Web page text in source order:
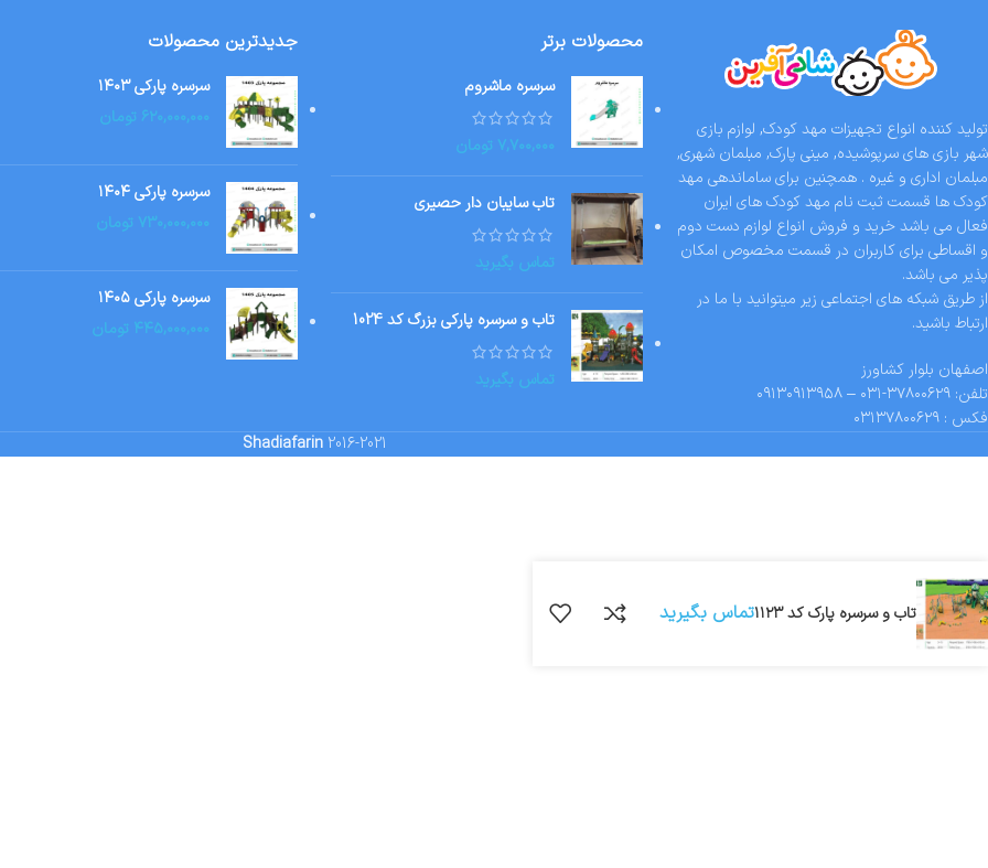
تولید کننده انواع تجهیزات مهد کودک, لوازم بازی
شهر بازی های سرپوشیده, مینی پارک, مبلمان شهری,
مبلمان اداری و غیره . همچنین برای ساماندهی مهد
کودک ها قسمت ثبت نام مهد کودک های ایران
فعال می باشد خرید و فروش انواع لوازم دست دوم
و اقساطی برای کاربران در قسمت مخصوص امکان
پذیر می باشد.
از طریق شبکه های اجتماعی زیر میتوانید با ما در
ارتباط باشید.
اصفهان بلوار کشاورز
تلفن: ۳۷۸۰۰۶۲۹-۰۳۱ – ۰۹۱۳۰۹۱۳۹۵۸
فکس : ۰۳۱۳۷۸۰۰۶۲۹
محصولات برتر
سرسره ماشروم
۷,۷۰۰,۰۰۰ تومان
تاب سایبان دار حصیری
تماس بگیرید
تاب و سرسره پارکی بزرگ کد 1024
تماس بگیرید
جدیدترین محصولات
سرسره پارکی ۱۴۰۳
۶۲۰,۰۰۰,۰۰۰ تومان
سرسره پارکی ۱۴۰۴
۷۳۰,۰۰۰,۰۰۰ تومان
سرسره پارکی ۱۴۰۵
۴۴۵,۰۰۰,۰۰۰ تومان
Shadiafarin 2016-2021
تاب و سرسره پارک کد ۱۱۲۳ تماس بگیرید